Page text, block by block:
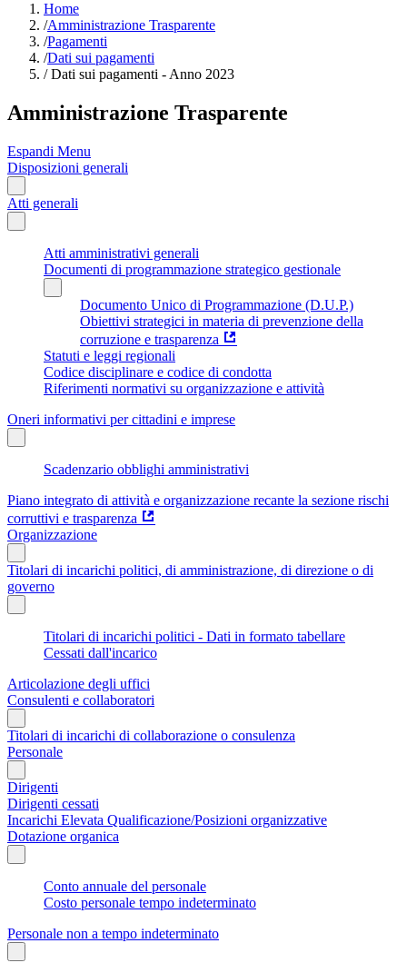
Home
/Amministrazione Trasparente
/Pagamenti
/Dati sui pagamenti
/Dati sui pagamenti - Anno 2023
Amministrazione Trasparente
Espandi Menu
Disposizioni generali
Atti generali
Atti amministrativi generali
Documenti di programmazione strategico gestionale
Documento Unico di Programmazione (D.U.P.)
Obiettivi strategici in materia di prevenzione della
corruzione e trasparenza
Statuti e leggi regionali
Codice disciplinare e codice di condotta
Riferimenti normativi su organizzazione e attività
Oneri informativi per cittadini e imprese
Scadenzario obblighi amministrativi
Piano integrato di attività e organizzazione recante la sezione rischi
corruttivi e trasparenza
Organizzazione
Titolari di incarichi politici, di amministrazione, di direzione o di
governo
Titolari di incarichi politici - Dati in formato tabellare
Cessati dall'incarico
Articolazione degli uffici
Consulenti e collaboratori
Titolari di incarichi di collaborazione o consulenza
Personale
Dirigenti
Dirigenti cessati
Incarichi Elevata Qualificazione/Posizioni organizzative
Dotazione organica
Conto annuale del personale
Costo personale tempo indeterminato
Personale non a tempo indeterminato